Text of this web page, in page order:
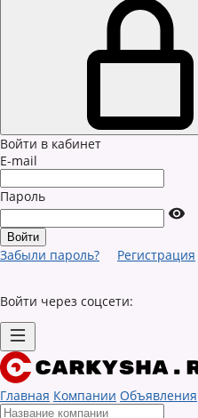
Войти в кабинет
E-mail
Пароль
Забыли пароль? Регистрация
Войти через соцсети:
Главная Компании Объявления